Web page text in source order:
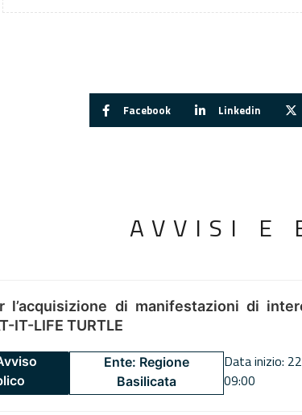
Facebook Linkedin
AVVISI E
l’acquisizione di manifestazioni di
IT-LIFE TURTLE
Ente: Regione
Basilicata
Data inizio:
09:00